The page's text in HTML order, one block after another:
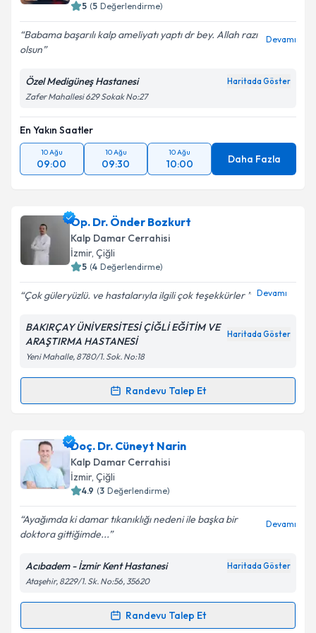
Kişisel verilerimin işlenmesine ilişkinAydınlatma
5 (5 Değerlendirme)
Babama başarılı kalp ameliyatı yaptı dr bey. Allah razı
olsun
Devamı
Özel Medigüneş Hastanesi Haritada Göster
Zafer Mahallesi 629 Sokak No:27
En Yakın Saatler
10 Ağu
09:00
10 Ağu
09:30
10 Ağu
10:00 Daha Fazla
Op. Dr. Önder Bozkurt
Kalp Damar Cerrahisi
İzmir, Çiğli
5 (4 Değerlendirme)
Çok güleryüzlü. ve hastalarıyla ilgili çok teşekkürler Devamı
BAKIRÇAY ÜNİVERSİTESİ ÇİĞLİ EĞİTİM VE
ARAŞTIRMA HASTANESİ
Haritada Göster
Yeni Mahalle, 8780/1. Sok. No:18
Randevu Talep Et
Randevu Takvimi Talebi
Op. Dr. Önder Bozkurtiçin randevu takvimi talebi
oluşturun. Size bu uzmandan randevu almanız için bir
takvim hazırlandığında e-posta ile bilgilendireceğiz.
Kişisel verilerimin işlenmesine ilişkin
Aydınlatma
Metni'ni okudum ve kişisel verilerimin belirtilen
kapsamda işlenmesini kabul ediyorum.
Doç. Dr. Cüneyt Narin
Kalp Damar Cerrahisi
İzmir, Çiğli
4.9 (3 Değerlendirme)
Ayağımda ki damar tıkanıklığı nedeni ile başka bir
doktora gittiğimde...
Devamı
Acıbadem - İzmir Kent Hastanesi Haritada Göster
Ataşehir, 8229/1. Sk. No:56, 35620
Randevu Talep Et
Randevu Takvimi Talebi